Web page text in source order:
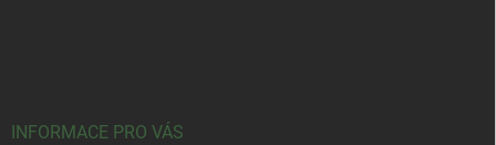
INFORMACE PRO VÁS